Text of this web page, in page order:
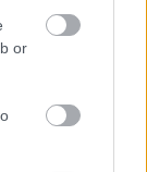
or
és tanulás
egyenlőségét
amely a
az első magyar